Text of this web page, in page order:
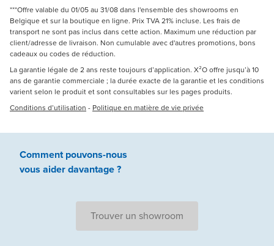
***Offre valable du 01/05 au 31/08 dans l'ensemble des showrooms en
Belgique et sur la boutique en ligne. Prix TVA 21% incluse. Les frais de
transport ne sont pas inclus dans cette action. Maximum une réduction par
client/adresse de livraison. Non cumulable avec d'autres promotions, bons
cadeaux ou codes de réduction.
La garantie légale de 2 ans reste toujours d’application. X²O offre jusqu’à 10
ans de garantie commerciale ; la durée exacte de la garantie et les conditions
varient selon le produit et sont consultables sur les pages produits.
Conditions d’utilisation - Politique en matière de vie privée
Comment pouvons-nous
vous aiderdavantage ?
Trouver un showroom